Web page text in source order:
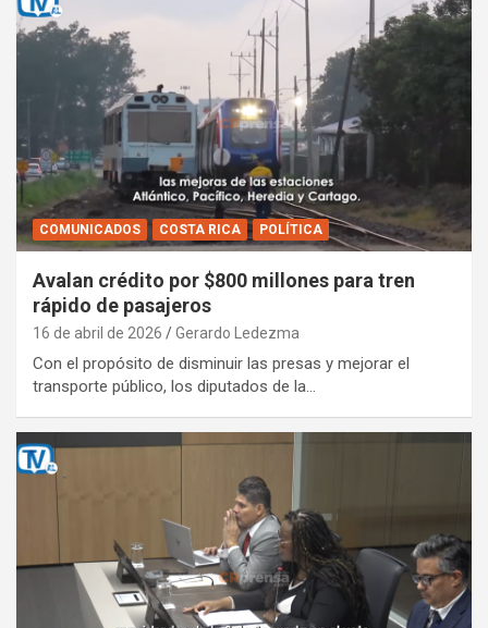
COMUNICADOS COSTA RICA POLÍTICA
Avalan crédito por $800 millones para tren
rápido de pasajeros
16 de abril de 2026 Gerardo Ledezma
Con el propósito de disminuir las presas y mejorar el
transporte público, los diputados de la…